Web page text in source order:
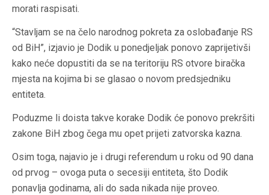
morati raspisati.
“Stavljam se na čelo narodnog pokreta za oslobađanje RS
od BiH”, izjavio je Dodik u ponedjeljak ponovo zaprijetivši
kako neće dopustiti da se na teritoriju RS otvore biračka
mjesta na kojima bi se glasao o novom predsjedniku
entiteta.
Poduzme li doista takve korake Dodik će ponovo prekršiti
zakone BiH zbog čega mu opet prijeti zatvorska kazna.
Osim toga, najavio je i drugi referendum u roku od 90 dana
od prvog – ovoga puta o secesiji entiteta, što Dodik
ponavlja godinama, ali do sada nikada nije proveo.